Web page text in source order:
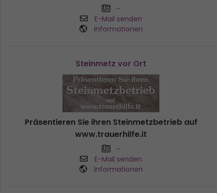
-
E-Mail senden
Informationen
Steinmetz vor Ort
Präsentieren Sie ihren Steinmetzbetrieb auf
www.trauerhilfe.it
-
E-Mail senden
Informationen